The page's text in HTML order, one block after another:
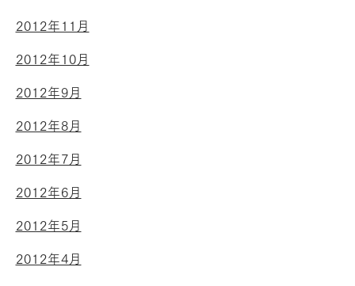
2012年11月
2012年10月
2012年9月
2012年8月
2012年7月
2012年6月
2012年5月
2012年4月